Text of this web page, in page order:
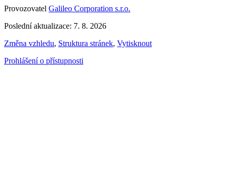
Provozovatel Galileo Corporation s.r.o.
Poslední aktualizace: 7. 8. 2026
Změna vzhledu, Struktura stránek, Vytisknout
Prohlášení o přístupnosti